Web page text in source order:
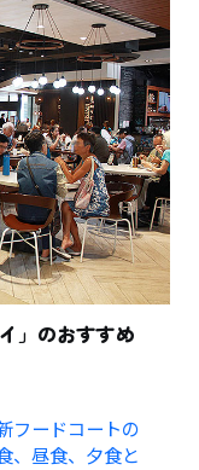
」のおすすめ
フードコートの
、昼食、夕食と